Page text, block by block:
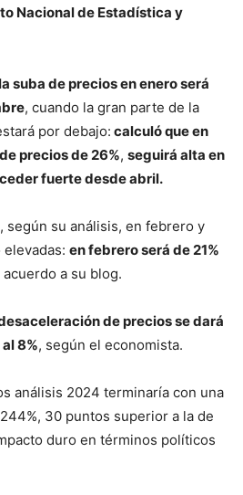
Nacional de Estadística y
suba de precios en enero será
, cuando la gran parte de la
por debajo: calculó que en
precios de 26%, seguirá alta en
fuerte desde abril.
según su análisis, en febrero y
en febrero será de 21%
acuerdo a su blog.
de precios se dará
8%, según el economista.
análisis 2024 terminaría con una
30 puntos superior a la de
duro en términos políticos